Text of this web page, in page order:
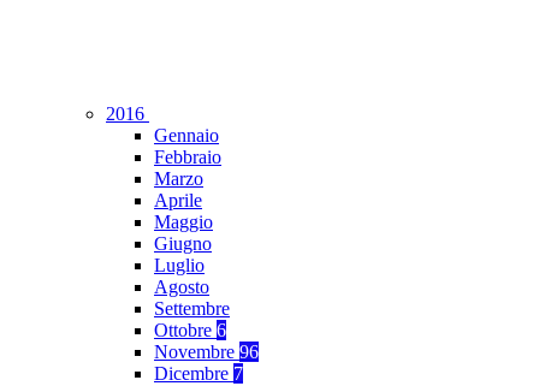
2016
Gennaio
Febbraio
Marzo
Aprile
Maggio
Giugno
Luglio
Agosto
Settembre
Ottobre 6
Novembre 96
Dicembre 7